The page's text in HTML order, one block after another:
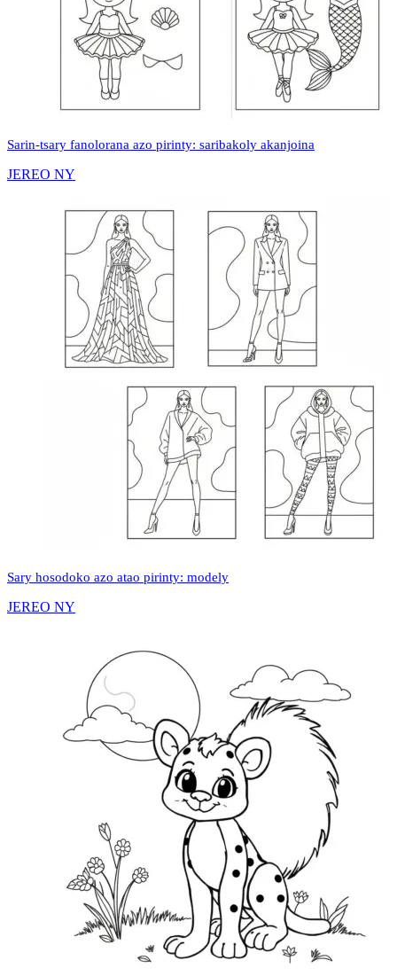
Sarin-tsary fanolorana azo pirinty: saribakoly akanjoina
JEREO NY
Sary hosodoko azo atao pirinty: modely
JEREO NY